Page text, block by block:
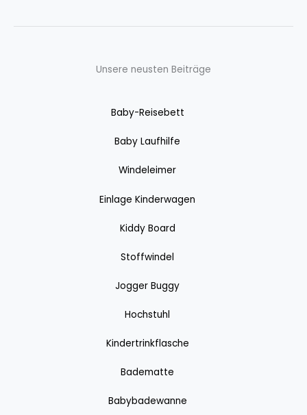
Unsere neusten Beiträge
Baby-Reisebett
Baby Laufhilfe
Windeleimer
Einlage Kinderwagen
Kiddy Board
Stoffwindel
Jogger Buggy
Hochstuhl
Kindertrinkflasche
Badematte
Babybadewanne